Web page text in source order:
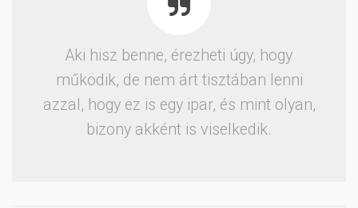
Aki hisz benne, érezheti úgy, hogy
működik, de nem árt tisztában lenni
azzal, hogy ez is egy ipar, és mint olyan,
bizony akként is viselkedik.